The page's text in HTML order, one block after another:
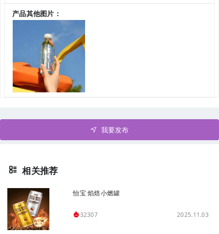
产品其他图片：
我要发布
相关推荐
怡宝 焰焙小燃罐
32307 2025.11.03